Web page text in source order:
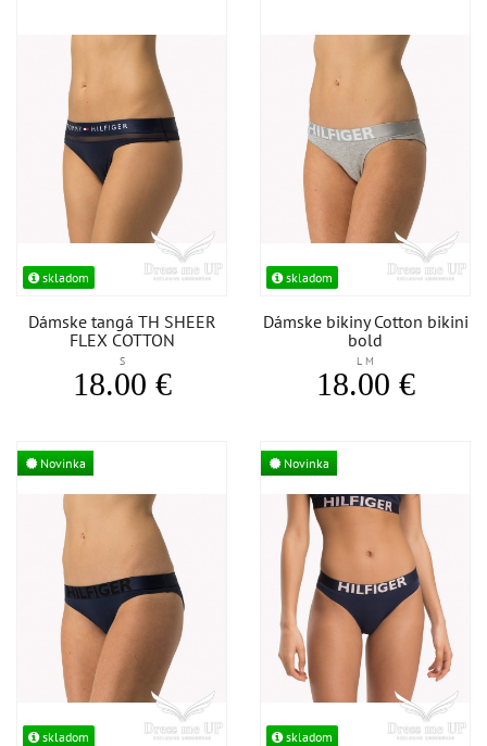
skladom
Dámske tangá TH SHEER
FLEX COTTON
S
18.00 €
skladom
Dámske bikiny Cotton bikini
bold
L M
18.00 €
Novinka
skladom
Novinka
skladom